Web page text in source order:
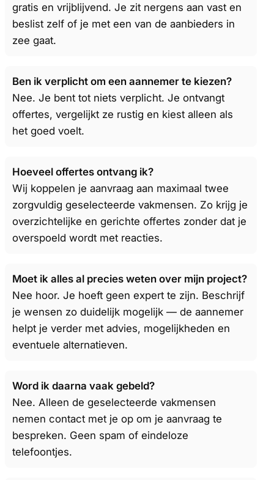
gratis en vrijblijvend. Je zit nergens aan vast en
beslist zelf of je met een van de aanbieders in
zee gaat.
Ben ik verplicht om een aannemer te kiezen?
Nee. Je bent tot niets verplicht. Je ontvangt
offertes, vergelijkt ze rustig en kiest alleen als
het goed voelt.
Hoeveel offertes ontvang ik?
Wij koppelen je aanvraag aan maximaal twee
zorgvuldig geselecteerde vakmensen. Zo krijg je
overzichtelijke en gerichte offertes zonder dat je
overspoeld wordt met reacties.
Moet ik alles al precies weten over mijn project?
Nee hoor. Je hoeft geen expert te zijn. Beschrijf
je wensen zo duidelijk mogelijk — de aannemer
helpt je verder met advies, mogelijkheden en
eventuele alternatieven.
Word ik daarna vaak gebeld?
Nee. Alleen de geselecteerde vakmensen
nemen contact met je op om je aanvraag te
bespreken. Geen spam of eindeloze
telefoontjes.